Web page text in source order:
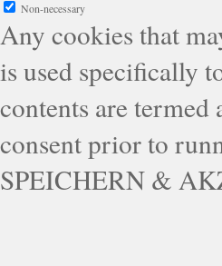
Non-necessary
Any cookies that
is used specifically
contents are
consent prior to
SPEICHERN &